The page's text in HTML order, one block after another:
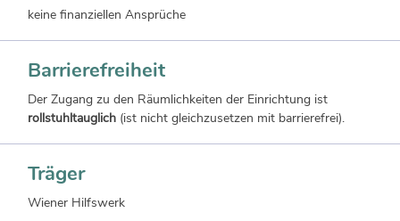
keine finanziellen Ansprüche
Barrierefreiheit
Der Zugang zu den Räumlichkeiten der Einrichtung ist
rollstuhltauglich(ist nicht gleichzusetzen mit barrierefrei).
Träger
Wiener Hilfswerk